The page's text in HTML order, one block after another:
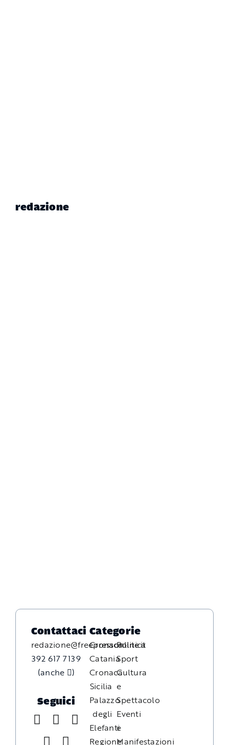
redazione
Contattaci
redazione@freepressonline.it
392 617 7139
(anche
)
Seguici
Categorie
Cronaca
Catania
Cronaca
Sicilia
Palazzo
degli
Elefanti
Regione
Politica
Sport
Cultura
e
Spettacolo
Eventi
e
Manifestazioni